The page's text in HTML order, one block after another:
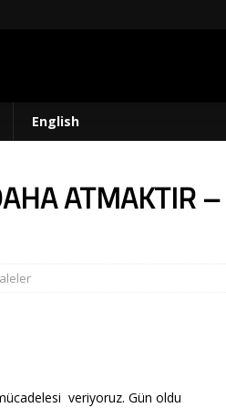
English
ATMAKTIR –
veriyoruz. Gün oldu